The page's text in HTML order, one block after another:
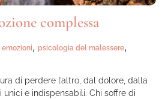
complessa
, psicologia del malessere,
di perdere l’altro, dal dolore, dalla
e indispensabili. Chi soffre di